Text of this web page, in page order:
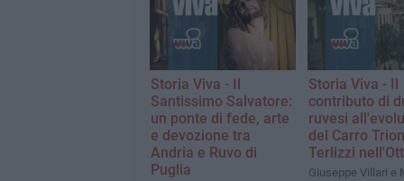
Storia Viva - Il
Santissimo Salvatore:
un ponte di fede, arte
e devozione tra
Andria e Ruvo di
Puglia
Storia Viva - Il
contributo di
ruvesi
del Carro
Terlizzi
Giuseppe Villari e